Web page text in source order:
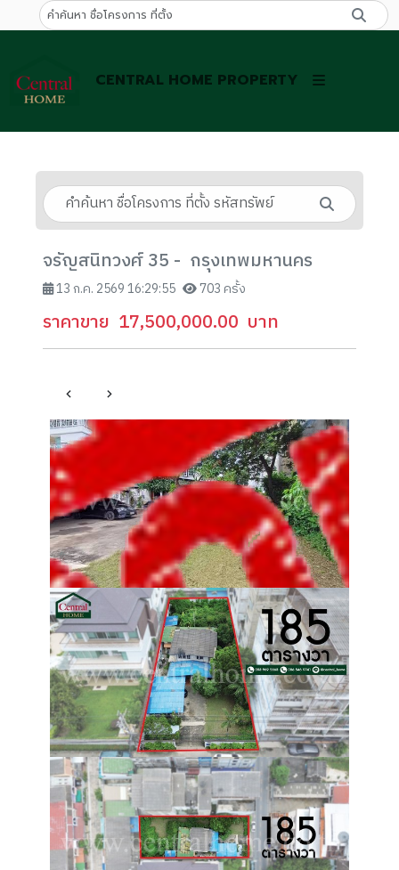
CENTRAL HOME PROPERTY
จรัญสนิทวงศ์ 35 - กรุงเทพมหานคร
13 ก.ค. 2569 16:29:55 703 ครั้ง
ราคาขาย 17,500,000.00 บาท